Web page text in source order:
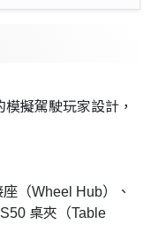
擬駕駛玩家設計，
（Wheel Hub）、
桌夾（Table